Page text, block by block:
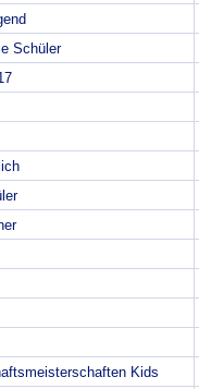
Schüler
Kids